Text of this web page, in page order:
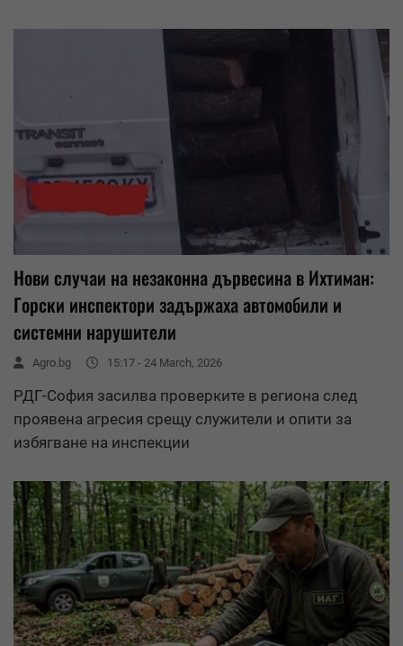
Нови случаи на незаконна дървесина в Ихтиман:
Горски инспектори задържаха автомобили и
системни нарушители
Agro.bg 15:17 - 24 March, 2026
РДГ-София засилва проверките в региона след
проявена агресия срещу служители и опити за
избягване на инспекции